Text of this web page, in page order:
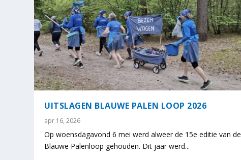
UITSLAGEN BLAUWE PALEN LOOP 2026
apr 16, 2026
Op woensdagavond 6 mei werd alweer de 15e editie van de
Blauwe Palenloop gehouden. Dit jaar werd...